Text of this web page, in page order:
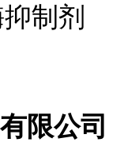
制剂
限公司